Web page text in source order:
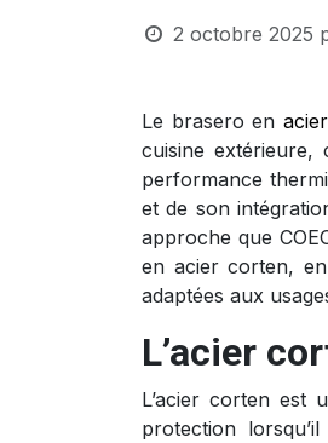
2 octobre 2025
Le brasero en
cuisine extérieure,
performance
et de son
approche que
en acier corten,
adaptées aux
L’acier
L’acier corten est
protection